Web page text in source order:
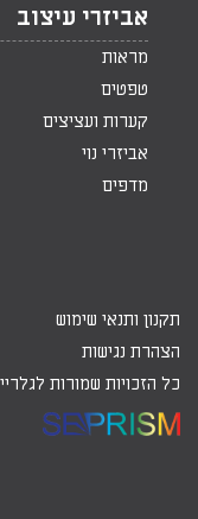
אביזרי עיצוב
מראות
טפטים
קערות ועציצים
אביזרי נוי
מדפים
תקנון ותנאי שימוש
הצהרת נגישות
כל הזכויות שמורות